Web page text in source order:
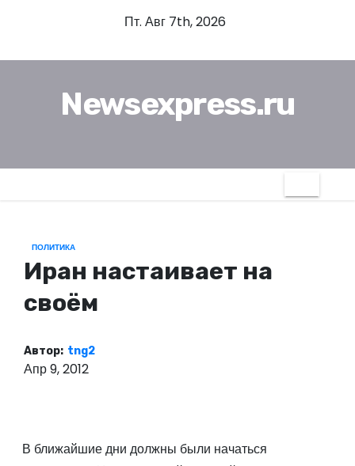
к
Пт. Авг 7th, 2026
Newsexpress.ru
ПОЛИТИКА
Иран настаивает на
своём
Автор: tng2
Апр 9, 2012
В ближайшие дни должны были начаться